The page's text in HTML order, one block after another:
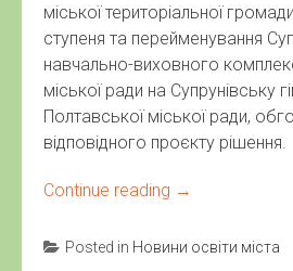
міської територіальної
ступеня та перейменування
навчально-виховного
міської ради на Супрунівську
Полтавської міської ради,
відповідного проєкту рішення.
Continue reading →
Posted in Новини освіти міста